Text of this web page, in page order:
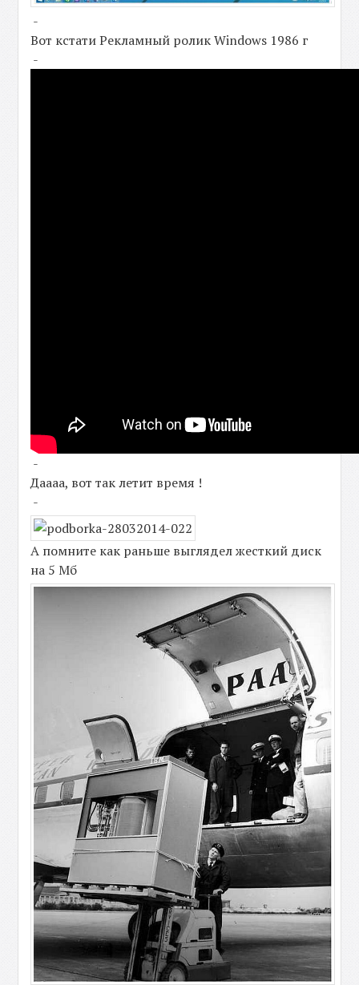
-
Вот кстати Рекламный ролик Windows 1986 г
-
-
Даааа, вот так летит время !
-
А помните как раньше выглядел жесткий диск
на 5 Мб